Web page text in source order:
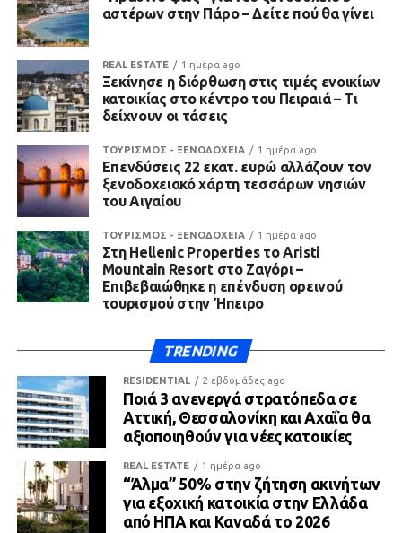
αστέρων στην Πάρο – Δείτε πού θα γίνει
REAL ESTATE 1 ημέρα ago
Ξεκίνησε η διόρθωση στις τιμές ενοικίων
κατοικίας στο κέντρο του Πειραιά – Τι
δείχνουν οι τάσεις
ΤΟΥΡΙΣΜΟΣ - ΞΕΝΟΔΟΧΕΙΑ 1 ημέρα ago
Επενδύσεις 22 εκατ. ευρώ αλλάζουν τον
ξενοδοχειακό χάρτη τεσσάρων νησιών
του Αιγαίου
ΤΟΥΡΙΣΜΟΣ - ΞΕΝΟΔΟΧΕΙΑ 1 ημέρα ago
Στη Hellenic Properties το Aristi
Mountain Resort στο Ζαγόρι –
Επιβεβαιώθηκε η επένδυση ορεινού
τουρισμού στην Ήπειρο
TRENDING
RESIDENTIAL 2 εβδομάδες ago
Ποιά 3 ανενεργά στρατόπεδα σε
Αττική, Θεσσαλονίκη και Αχαΐα θα
αξιοποιηθούν για νέες κατοικίες
REAL ESTATE 1 ημέρα ago
“Άλμα” 50% στην ζήτηση ακινήτων
για εξοχική κατοικία στην Ελλάδα
από ΗΠΑ και Καναδά το 2026